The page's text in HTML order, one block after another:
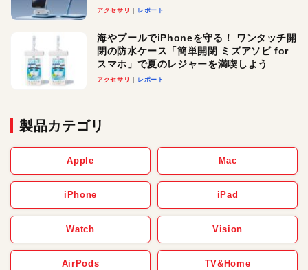
ースでおしゃれに充電したい人にオスス
アクセサリ レポート
海やプールでiPhoneを守る！ ワンタッチ開
閉の防水ケース「簡単開閉 ミズアソビ for
スマホ」で夏のレジャーを満喫しよう
アクセサリ レポート
製品カテゴリ
Apple Mac
iPhone iPad
Watch Vision
AirPods TV&Home